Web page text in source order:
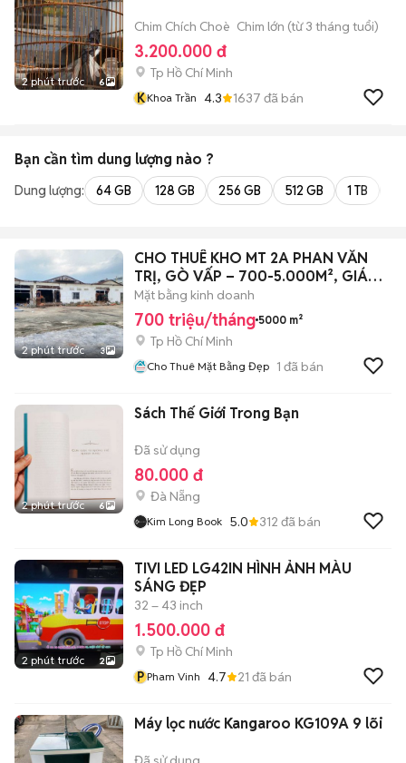
2 phút trước 6
Chim Chích Choè Chim lớn (từ 3 tháng tuổi)
3.200.000 đ
Tp Hồ Chí Minh
KKhoa Trần 4.3 1637 đã bán
Bạn cần tìm dung lượng nào ?
Dung lượng: 64 GB 128 GB 256 GB 512 GB 1 TB
2 phút trước 3
CHO THUÊ KHO MT 2A PHAN VĂN
TRỊ, GÒ VẤP – 700-5.000M², GIÁ
140K/M²
Mặt bằng kinh doanh
700 triệu/tháng 5000 m²
Tp Hồ Chí Minh
Cho Thuê Mặt Bằng Đẹp 1 đã bán
2 phút trước 6
Sách Thế Giới Trong Bạn
Đã sử dụng
80.000 đ
Đà Nẵng
Kim Long Book 5.0 312 đã bán
2 phút trước 2
TIVI LED LG42IN HÌNH ẢNH MÀU
SÁNG ĐẸP
32 – 43 inch
1.500.000 đ
Tp Hồ Chí Minh
P Pham Vinh 4.7 21 đã bán
Máy lọc nước Kangaroo KG109A 9 lõi